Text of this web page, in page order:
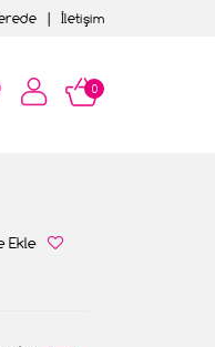
İletişim
0
Ekle